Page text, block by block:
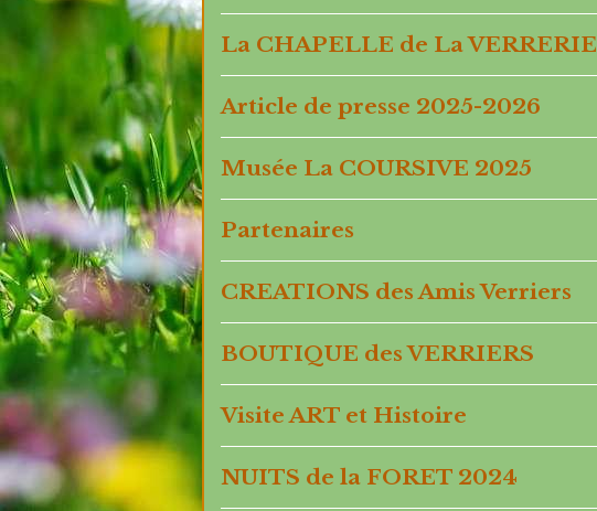
La CHAPELLE de La VERRERIE
Article de presse 2025-2026
Musée La COURSIVE 2025
Partenaires
CREATIONS des Amis Verriers
BOUTIQUE des VERRIERS
Visite ART et Histoire
NUITS de la FORET 2024